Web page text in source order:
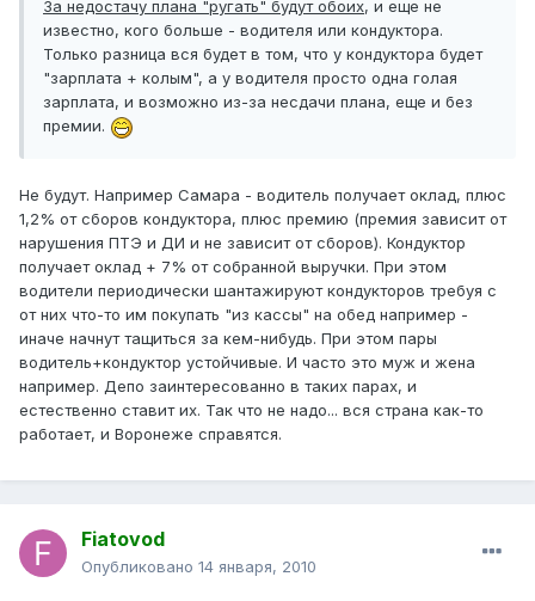
За недостачу плана "ругать" будут обоих, и еще не
известно, кого больше - водителя или кондуктора.
Только разница вся будет в том, что у кондуктора будет
"зарплата + колым", а у водителя просто одна голая
зарплата, и возможно из-за несдачи плана, еще и без
премии.
Не будут. Например Самара - водитель получает оклад, плюс
1,2% от сборов кондуктора, плюс премию (премия зависит от
нарушения ПТЭ и ДИ и не зависит от сборов). Кондуктор
получает оклад + 7% от собранной выручки. При этом
водители периодически шантажируют кондукторов требуя с
от них что-то им покупать "из кассы" на обед например -
иначе начнут тащиться за кем-нибудь. При этом пары
водитель+кондуктор устойчивые. И часто это муж и жена
например. Депо заинтересованно в таких парах, и
естественно ставит их. Так что не надо... вся страна как-то
работает, и Воронеже справятся.
Fiatovod
Опубликовано 14 января, 2010